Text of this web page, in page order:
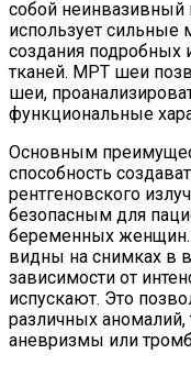
собой неинвазивный
использует сильные
создания подробных
тканей. МРТ шеи
шеи,
функциональные
Основным
способность
рентгеновского
безопасным для
беременных
видны на снимках в
зависимости от
испускают. Это
различных аномалий,
аневризмы или